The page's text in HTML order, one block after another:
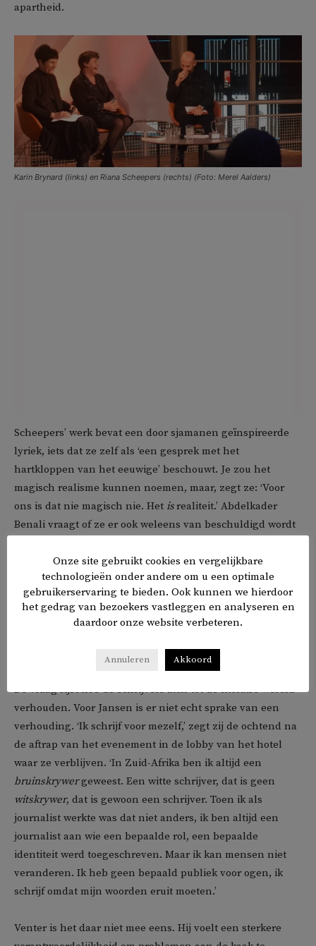
apartheid.
Karin Brynard (links) en Riana Scheepers (rechts) (Foto: Merel Aalders)
Scheepers’ werk bevat een door sjamanen geïnspireerde
lyriek, iets dat ze zelf als ‘een gesprek met het
hartkloppen van het eeuwige’ beschouwt. Je zou het
magisch realisme kunnen noemen, maar, zegt ze: ‘Voor
ons is dat nie magisch nie. Het isrealiteit.’ Abdelkader
Benali vraagt of ze er ook weleens van beschuldigd wordt
cultural appropriation?’ Een vervelende term vindt
Scheepers dat. ‘Een schrijver is altijd een rebel, die zoekt
zulke spanning op. Ik zou juist nooit iets veiligs willen
schrijven.’
Vrijheid en inkadering
De vraag rijst hoe de schrijvers zich tot de literaire wereld
verhouden. Voor Jansen is er niet echt sprake van een
verhouding. ‘Ik schrijf voor mezelf,’ zegt zij de ochtend na
de aftrap van het evenement in de lobby van het hotel
waar ze verblijven. ‘In Zuid-Afrika ben ik altijd een
bruinskrywergeweest. Een witte schrijver, dat is geen
witskrywer, dat is gewoon een schrijver. Toen ik als
journalist werkte was dat niet anders, ik ben altijd een
journalist aan wie een bepaalde rol, een bepaalde
identiteit werd toegeschreven. Maar ik kan mensen niet
veranderen. Ik heb geen bepaald publiek voor ogen, ik
schrijf omdat mijn woorden eruit moeten.’
Venter is het daar niet mee eens. Hij voelt een sterkere
Onze site gebruikt cookies en vergelijkbare
technologieën onder andere om u een optimale
gebruikerservaring te bieden. Ook kunnen we hierdoor
het gedrag van bezoekers vastleggen en analyseren en
daardoor onze website verbeteren.
Annuleren Akkoord